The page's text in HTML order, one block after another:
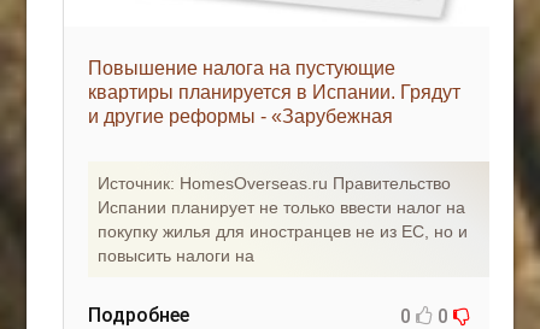
Повышение налога на пустующие
квартиры планируется в Испании. Грядут
и другие реформы - «Зарубежная
Источник: HomesOverseas.ru Правительство
Испании планирует не только ввести налог на
покупку жилья для иностранцев не из ЕС, но и
повысить налоги на
Подробнее 0 0